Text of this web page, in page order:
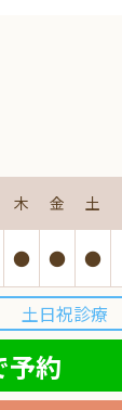
木 金 土
● ● ●
土日祝診療
予約